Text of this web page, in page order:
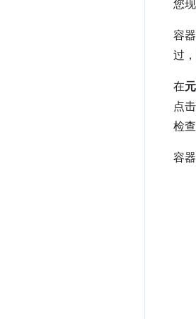
您
容
过，
在
点
检
容